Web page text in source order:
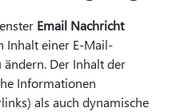
Email Nachricht
Inhalt einer E-Mail-
Der Inhalt der
Informationen
als auch dynamische